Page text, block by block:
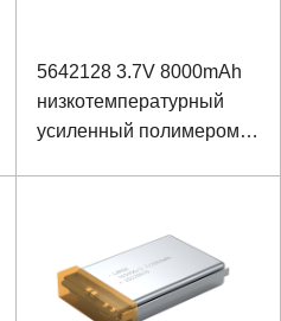
5642128 3.7V 8000mAh
низкотемпературный
усиленный полимером